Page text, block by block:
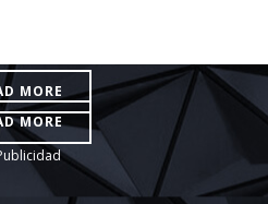
MORE
MORE